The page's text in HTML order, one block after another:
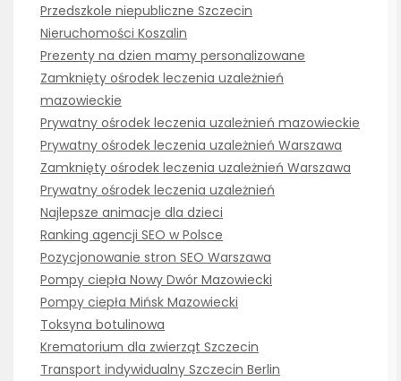
Przedszkole niepubliczne Szczecin
Nieruchomości Koszalin
Prezenty na dzien mamy personalizowane
Zamknięty ośrodek leczenia uzależnień
mazowieckie
Prywatny ośrodek leczenia uzależnień mazowieckie
Prywatny ośrodek leczenia uzależnień Warszawa
Zamknięty ośrodek leczenia uzależnień Warszawa
Prywatny ośrodek leczenia uzależnień
Najlepsze animacje dla dzieci
Ranking agencji SEO w Polsce
Pozycjonowanie stron SEO Warszawa
Pompy ciepła Nowy Dwór Mazowiecki
Pompy ciepła Mińsk Mazowiecki
Toksyna botulinowa
Krematorium dla zwierząt Szczecin
Transport indywidualny Szczecin Berlin